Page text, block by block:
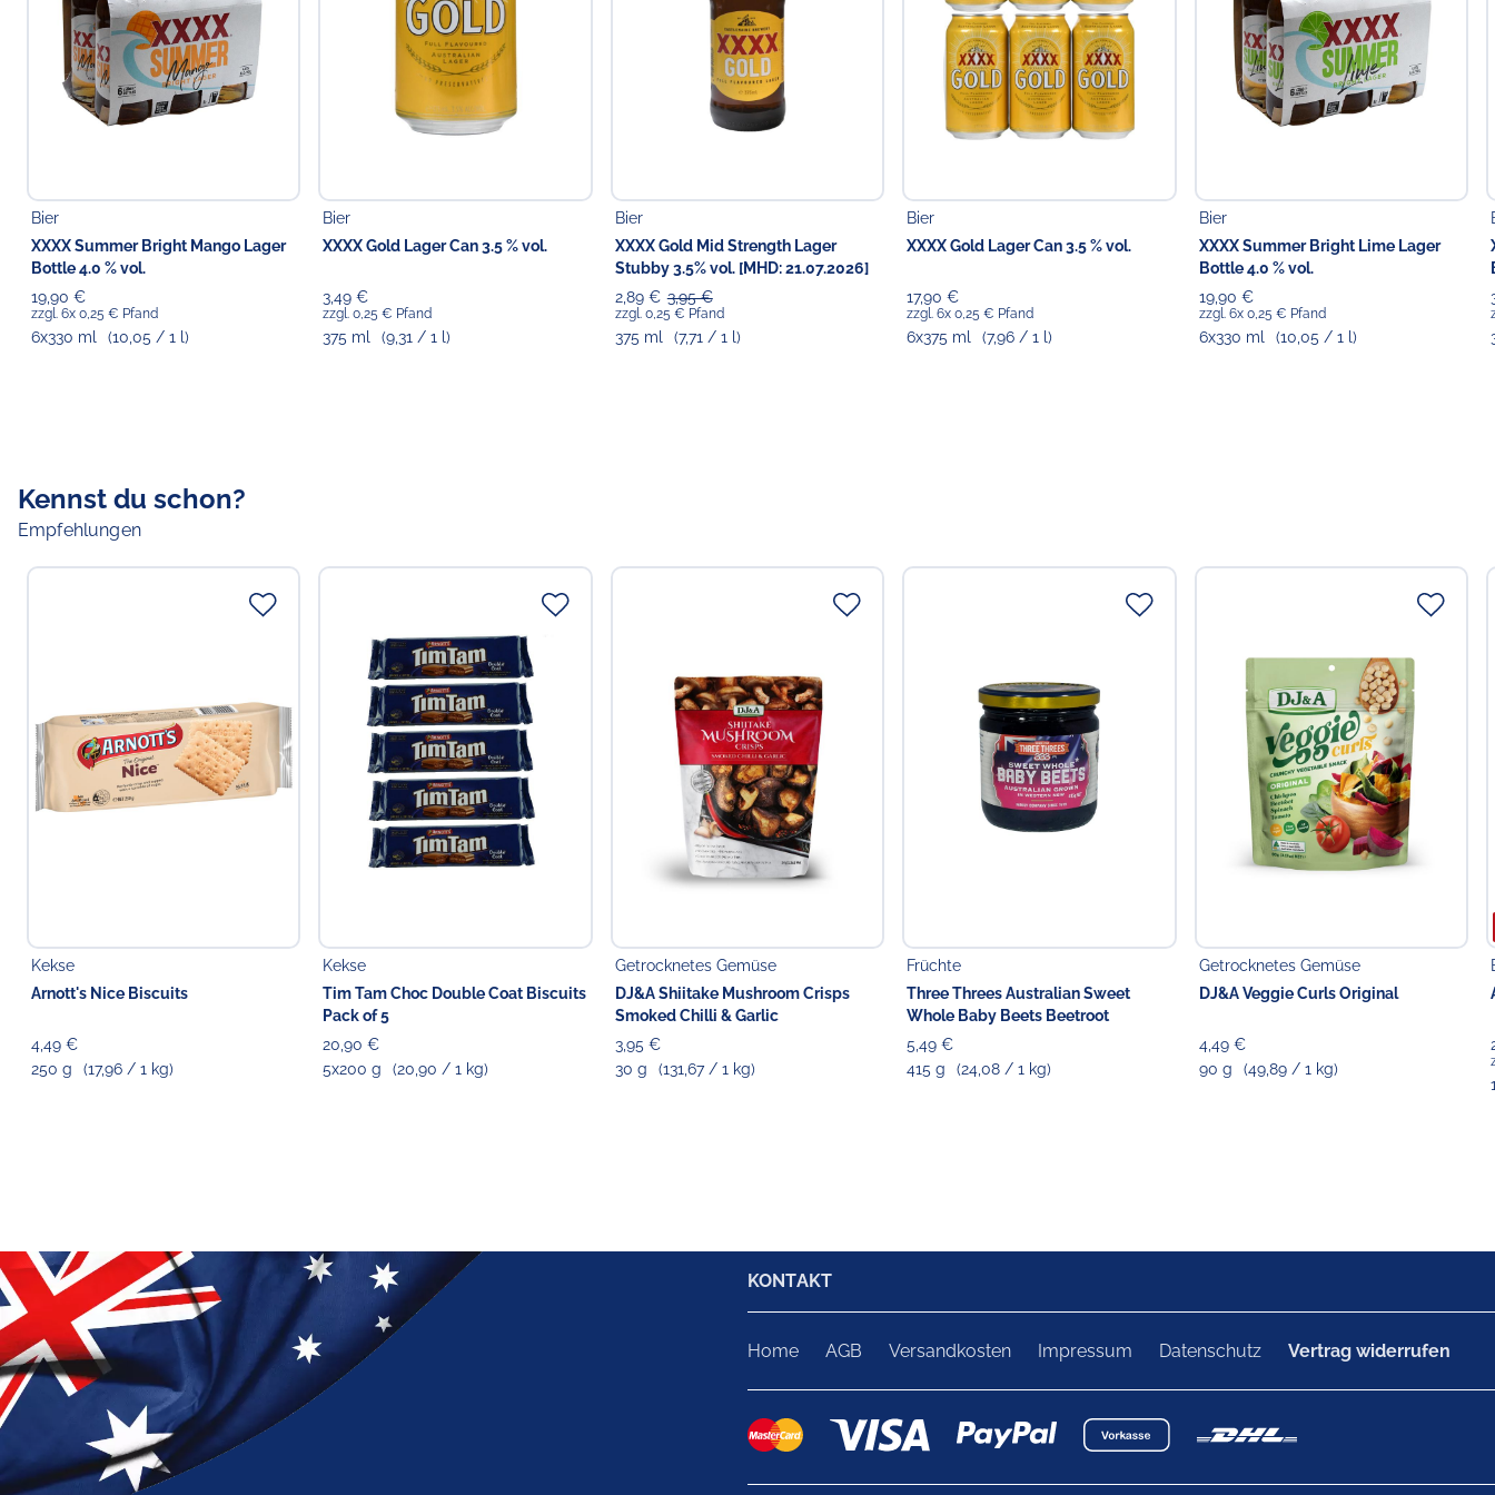
Bier
XXXX Summer Bright Mango Lager
Bottle 4.0 % vol.
19,90 €
zzgl. 6x 0,25 € Pfand
6x330 ml (10,05 / 1 l)
Bier
XXXX Gold Lager Can 3.5 % vol.
3,49 €
zzgl. 0,25 € Pfand
375 ml (9,31 / 1 l)
Bier
XXXX Gold Mid Strength Lager
Stubby 3.5% vol. [MHD: 21.07.2026]
2,89 € 3,95 €
zzgl. 0,25 € Pfand
375 ml (7,71 / 1 l)
Bier
XXXX Gold Lager Can 3.5 % vol.
17,90 €
zzgl. 6x 0,25 € Pfand
6x375 ml (7,96 / 1 l)
Bier
XXXX Summer Bright Lime Lager
Bottle 4.0 % vol.
19,90 €
zzgl. 6x 0,25 € Pfand
6x330 ml (10,05 / 1 l)
Kennst du schon?
Empfehlungen
Kekse
Arnott's Nice Biscuits
4,49 €
250 g
(17,96 / 1 kg)
Kekse
Tim Tam Choc Double Coat Biscuits
Pack of 5
20,90 €
5x200 g
(20,90 / 1 kg)
Getrocknetes Gemüse
DJ&A Shiitake Mushroom Crisps
Smoked Chilli & Garlic
3,95 €
30 g
(131,67 / 1 kg)
Früchte
Three Threes Australian Sweet
Whole Baby Beets Beetroot
5,49 €
415 g
(24,08 / 1 kg)
Getrocknetes Gemüse
DJ&A Veggie Curls Original
4,49 €
90 g
(49,89 / 1 kg)
KONTAKT
Home AGB Versandkosten Impressum Datenschutz Vertrag widerrufen